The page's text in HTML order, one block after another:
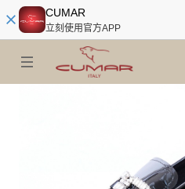
CUMAR
立刻使用官方APP